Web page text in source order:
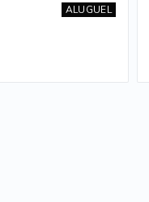
ALUGUEL